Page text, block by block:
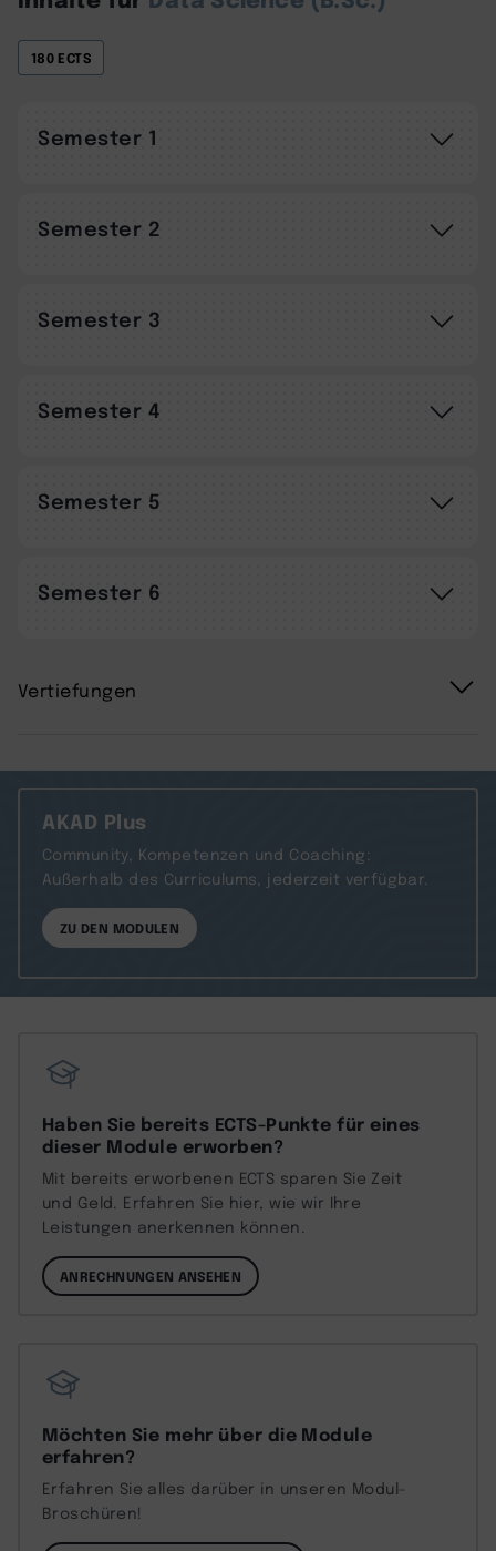
180 ECTS
Semester 1
Semester 2
Semester 3
Semester 4
Semester 5
Semester 6
Vertiefungen
AKAD Plus
Community, Kompetenzen und Coaching:
Außerhalb des Curriculums, jederzeit verfügbar.
ZU DEN MODULEN
Haben Sie bereits ECTS-Punkte für eines
dieser Module erworben?
Mit bereits erworbenen ECTS sparen Sie Zeit
und Geld. Erfahren Sie hier, wie wir Ihre
Leistungen anerkennen können.
ANRECHNUNGEN ANSEHEN
Möchten Sie mehr über die Module
erfahren?
Erfahren Sie alles darüber in unseren Modul-
Broschüren!